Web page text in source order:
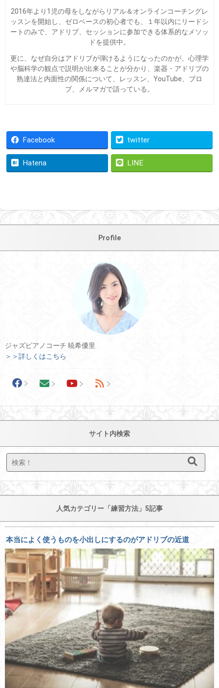
2016年より1児の母をしながらリアル＆オンラインコーチングレ
ッスンを開始し、ゼロベースの初心者でも、１年以内にリードシ
ートのみで、アドリブ、セッションに参加できる体系的なメソッ
ドを提供中。
更に、なぜ自分はアドリブが弾けるようになったのかが、心理学
や脳科学の観点で説明が出来ることが分かり、楽器・アドリブの
熟達法と内面性の関係について、レッスン、YouTube、ブロ
ブ、メルマガで語っている。
Facebook twitter
Hatena LINE
Profile
ジャズピアノコーチ 暁希優里
＞＞詳しくはこちら
サイト内検索
人気カテゴリー「練習方法」5記事
本当によく使うものを小出しにするのがアドリブの近道